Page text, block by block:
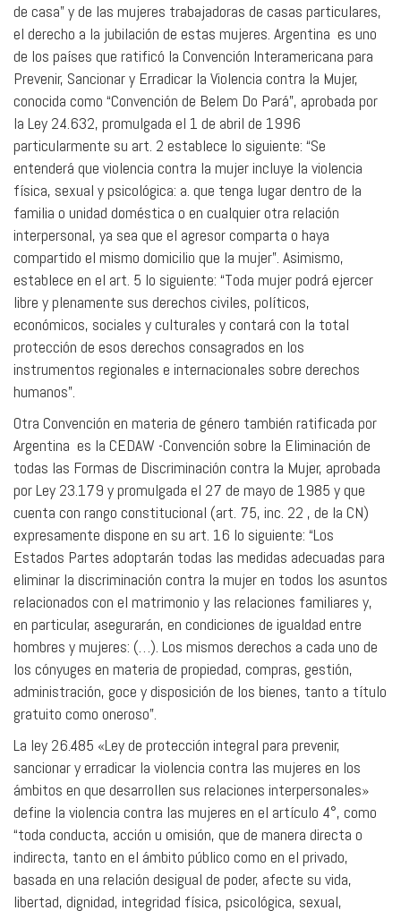
de casa” y de las mujeres trabajadoras de casas particulares,
el derecho a la jubilación de estas mujeres. Argentina es uno
de los países que ratificó la Convención Interamericana para
Prevenir, Sancionar y Erradicar la Violencia contra la Mujer,
conocida como “Convención de Belem Do Pará”, aprobada por
la Ley 24.632, promulgada el 1 de abril de 1996
particularmente su art. 2 establece lo siguiente: “Se
entenderá que violencia contra la mujer incluye la violencia
física, sexual y psicológica: a. que tenga lugar dentro de la
familia o unidad doméstica o en cualquier otra relación
interpersonal, ya sea que el agresor comparta o haya
compartido el mismo domicilio que la mujer”. Asimismo,
establece en el art. 5 lo siguiente: “Toda mujer podrá ejercer
libre y plenamente sus derechos civiles, políticos,
económicos, sociales y culturales y contará con la total
protección de esos derechos consagrados en los
instrumentos regionales e internacionales sobre derechos
humanos”.
Otra Convención en materia de género también ratificada por
Argentina es la CEDAW -Convención sobre la Eliminación de
todas las Formas de Discriminación contra la Mujer, aprobada
por Ley 23.179 y promulgada el 27 de mayo de 1985 y que
cuenta con rango constitucional (art. 75, inc. 22 , de la CN)
expresamente dispone en su art. 16 lo siguiente: “Los
Estados Partes adoptarán todas las medidas adecuadas para
eliminar la discriminación contra la mujer en todos los asuntos
relacionados con el matrimonio y las relaciones familiares y,
en particular, asegurarán, en condiciones de igualdad entre
hombres y mujeres: (…). Los mismos derechos a cada uno de
los cónyuges en materia de propiedad, compras, gestión,
administración, goce y disposición de los bienes, tanto a título
gratuito como oneroso”.
La ley 26.485 «Ley de protección integral para prevenir,
sancionar y erradicar la violencia contra las mujeres en los
ámbitos en que desarrollen sus relaciones interpersonales»
define la violencia contra las mujeres en el artículo 4°, como
“toda conducta, acción u omisión, que de manera directa o
indirecta, tanto en el ámbito público como en el privado,
basada en una relación desigual de poder, afecte su vida,
libertad, dignidad, integridad física, psicológica, sexual,